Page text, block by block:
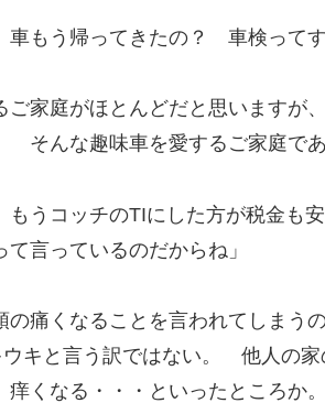
車もう帰ってきたの？ 車検ってす
ご家庭がほとんどだと思いますが
そんな趣味車を愛するご家庭であ
もうコッチのTIにした方が税金
て言っているのだからね」
の痛くなることを言われてしまう
キと言う訳ではない。 他人の
痒くなる・・・といったところか。